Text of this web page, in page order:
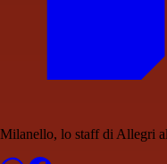
Milanello, lo staff di Allegri